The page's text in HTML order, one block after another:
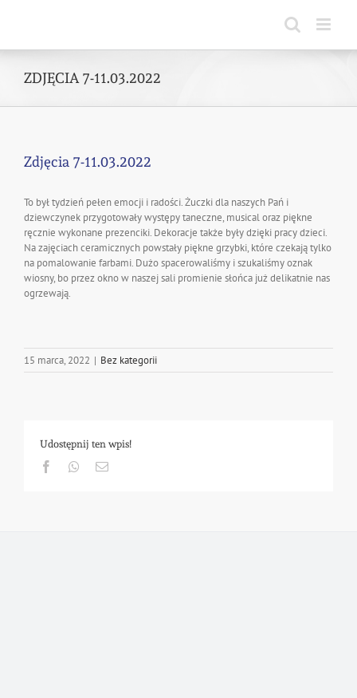
ZDJĘCIA 7-11.03.2022
Zdjęcia 7-11.03.2022
To był tydzień pełen emocji i radości. Żuczki dla naszych Pań i
dziewczynek przygotowały występy taneczne, musical oraz piękne
ręcznie wykonane prezenciki. Dekoracje także były dzięki pracy dzieci.
Na zajęciach ceramicznych powstały piękne grzybki, które czekają tylko
na pomalowanie farbami. Dużo spacerowaliśmy i szukaliśmy oznak
wiosny, bo przez okno w naszej sali promienie słońca już delikatnie nas
ogrzewają.
15 marca, 2022 | Bez kategorii
Udostępnij ten wpis!
FacebookWhatsapp
Email